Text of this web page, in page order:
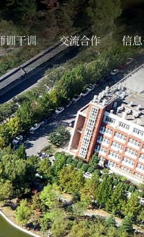
训干训 交流合作 信